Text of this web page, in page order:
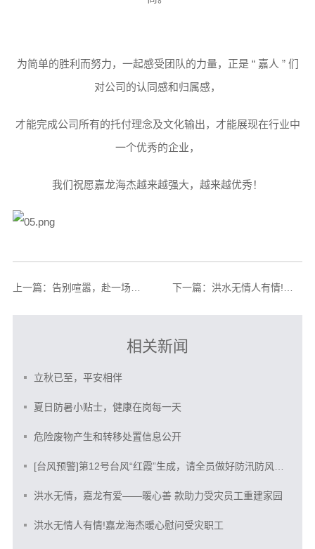
为简单的胜利而努力，一起感受团队的力量，正是 “ 嘉人 ” 们
对公司的认同感和归属感，
才能完成公司所有的托付理念及文化输出，才能展现在行业中
一个优秀的企业，
我们祝愿嘉龙海杰越来越强大，越来越优秀！
上一篇： 告别喧嚣，赴一场自然与团队的双向奔赴 下一篇： 洪水无情人有情!嘉龙海杰暖心慰问受灾职工
相关新闻
立秋已至，平安相伴
夏日防暑小贴士，健康在岗每一天
危险废物产生和转移处置信息公开
[台风预警]第12号台风“红霞”生成，请全员做好防汛防风防范
洪水无情，嘉龙有爱——暖心善 款助力受灾员工重建家园
洪水无情人有情!嘉龙海杰暖心慰问受灾职工